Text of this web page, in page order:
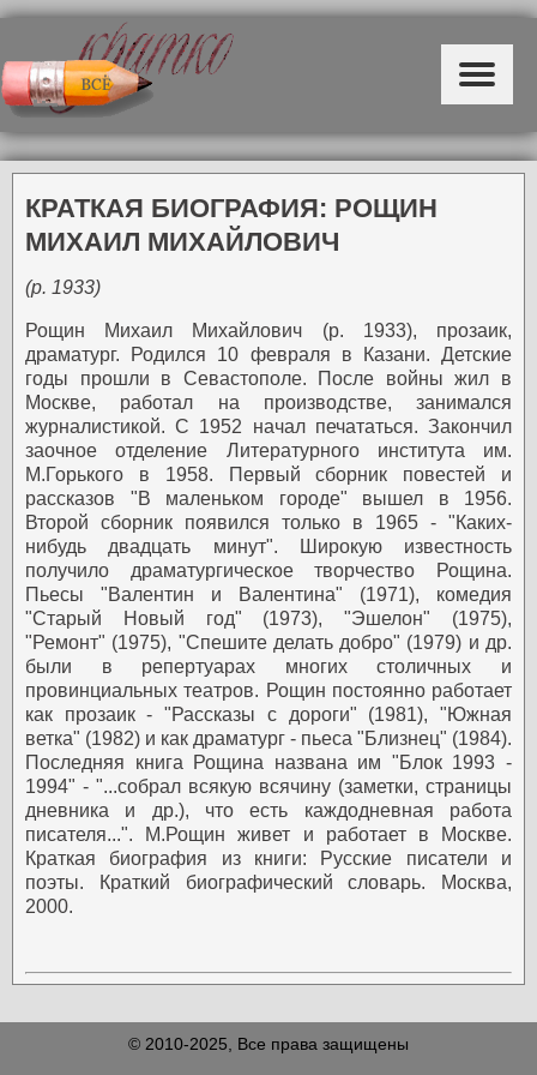
КРАТКАЯ БИОГРАФИЯ: РОЩИН
МИХАИЛ МИХАЙЛОВИЧ
(р. 1933)
Рощин Михаил Михайлович (р. 1933), прозаик,
драматург. Родился 10 февраля в Казани. Детские
годы прошли в Севастополе. После войны жил в
Москве, работал на производстве, занимался
журналистикой. С 1952 начал печататься. Закончил
заочное отделение Литературного института им.
М.Горького в 1958. Первый сборник повестей и
рассказов "В маленьком городе" вышел в 1956.
Второй сборник появился только в 1965 - "Каких-
нибудь двадцать минут". Широкую известность
получило драматургическое творчество Рощина.
Пьесы "Валентин и Валентина" (1971), комедия
"Старый Новый год" (1973), "Эшелон" (1975),
"Ремонт" (1975), "Спешите делать добро" (1979) и др.
были в репертуарах многих столичных и
провинциальных театров. Рощин постоянно работает
как прозаик - "Рассказы с дороги" (1981), "Южная
ветка" (1982) и как драматург - пьеса "Близнец" (1984).
Последняя книга Рощина названа им "Блок 1993 -
1994" - "...собрал всякую всячину (заметки, страницы
дневника и др.), что есть каждодневная работа
писателя...". М.Рощин живет и работает в Москве.
Краткая биография из книги: Русские писатели и
поэты. Краткий биографический словарь. Москва,
2000.
© 2010-2025, Все права защищены